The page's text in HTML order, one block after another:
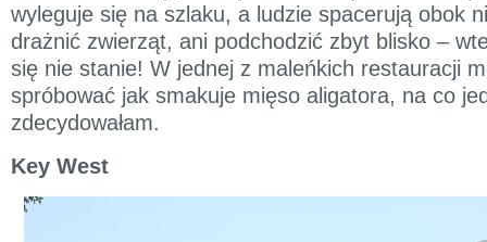
wyleguje się na szlaku, a ludzie spacerują obok
drażnić zwierząt, ani podchodzić zbyt blisko –
się nie stanie! W jednej z maleńkich restauracji
spróbować jak smakuje mięso aligatora, na co
zdecydowałam.
Key West